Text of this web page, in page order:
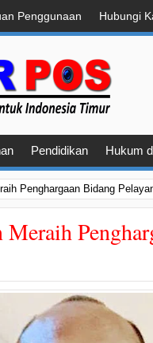
Penggunaan Hubungi
Pendidikan Hukum
Penghargaan Bidang